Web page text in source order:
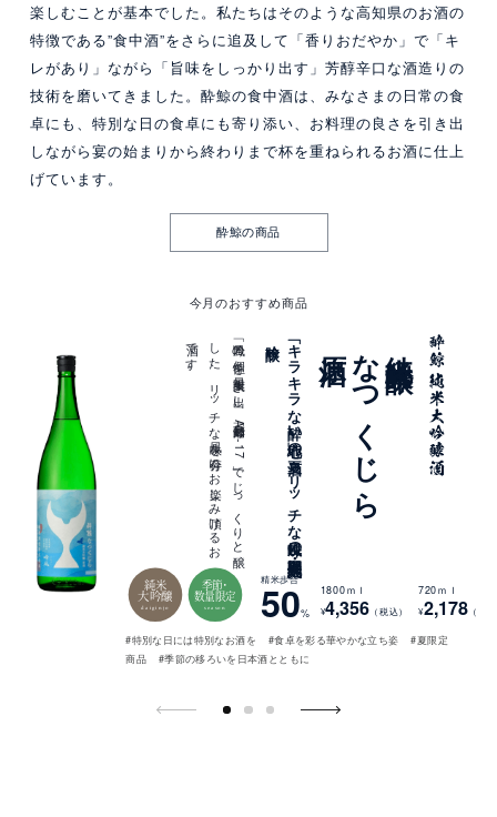
楽しむことが基本でした。私たちはそのような高知県のお酒の
特徴である”食中酒”をさらに追及して「香りおだやか」で「キ
レがあり」ながら「旨味をしっかり出す」芳醇辛口な酒造りの
技術を磨いてきました。酔鯨の食中酒は、みなさまの日常の食
卓にも、特別な日の食卓にも寄り添い、お料理の良さを引き出
しながら宴の始まりから終わりまで杯を重ねられるお酒に仕上
げています。
酔鯨の商品
今月のおすすめ商品
なつくじら
「キ
ラ
キ
ラ
な
酔い
心地」の
夏酒、
リ
ッ
チ
な
風味の
期間限定・純米大
「吟風」の
個性を
最大限引き
出し
、
高知酵母「A
C
-
1
7
」で
じ
っ
く
り
と
醸
し
た
、
リ
ッ
チ
な
風味を
存分に
お
楽し
み
頂け
る
お
酒で
す
。
純米
大吟醸
daiginjo
季節・
数量限定
season
精米歩合
50%
1800ｍｌ
¥4,356 （税込）
720ｍｌ
¥2,178（税
#特別な日には特別なお酒を #食卓を彩る華やかな立ち姿
#夏限定
商品
#季節の移ろいを日本酒とともに